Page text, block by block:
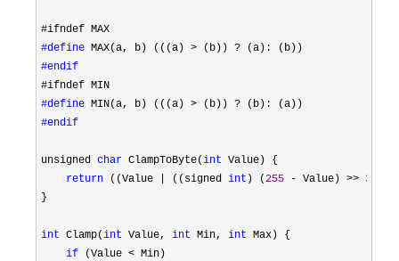
#define
#endif
#define
#endif
unsigned char ClampToByte(int Value) {
return ((Value | ((signed int ) (255 - Value) >> 31
}
int Clamp(int Value, int Min, int Max) {
if (Value < Min)